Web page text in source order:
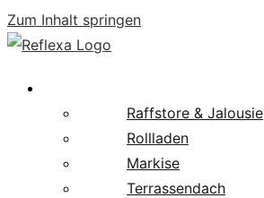
Zum Inhalt springen
Raffstore & Jalousie
Rollladen
Markise
Terrassendach